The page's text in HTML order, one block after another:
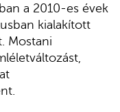
a 2010-es évek
kialakított
Mostani